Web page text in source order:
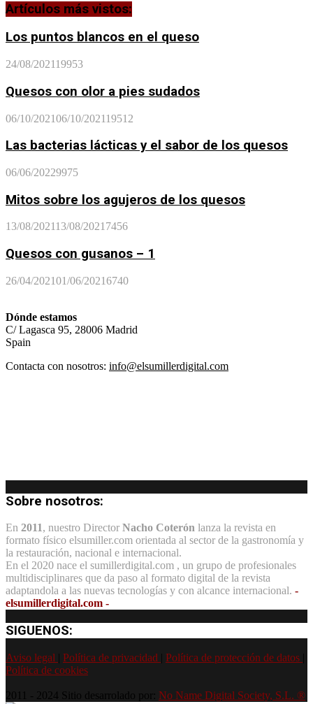
Artículos más vistos:
Los puntos blancos en el queso
24/08/202119953
Quesos con olor a pies sudados
06/10/202106/10/202119512
Las bacterias lácticas y el sabor de los quesos
06/06/20229975
Mitos sobre los agujeros de los quesos
13/08/202113/08/20217456
Quesos con gusanos – 1
26/04/202101/06/20216740
Dónde estamos
C/ Lagasca 95, 28006 Madrid
Spain
Contacta con nosotros: info@elsumillerdigital.com
Sobre nosotros:
En 2011, nuestro Director Nacho Coterón lanza la revista en
formato físico elsumiller.com orientada al sector de la gastronomía y
la restauración, nacional e internacional.
En el 2020 nace el sumillerdigital.com , un grupo de profesionales
multidisciplinares que da paso al formato digital de la revista
adaptandola a las nuevas tecnologías y con alcance internacional. -
elsumillerdigital.com -
SIGUENOS:
Aviso legal Política de privacidad Política de protección de datos
Política de cookies
2011 - 2024 Sitio desarrolado por: No Name Digital Society, S.L. ®